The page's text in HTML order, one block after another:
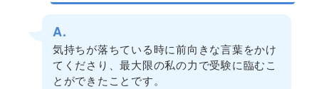
A.
気持ちが落ちている時に前向きな言葉をかけ
てくださり、最大限の私の力で受験に臨むこ
とができたことです。